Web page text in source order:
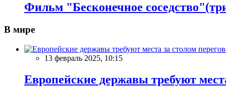
Фильм "Бесконечное
В мире
13 февраль 2025, 10:15
Европейские державы требуют